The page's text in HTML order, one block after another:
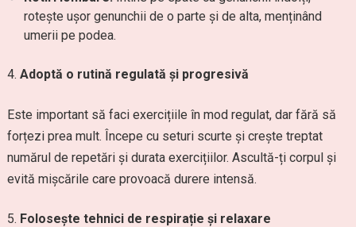
rotește ușor genunchii de o parte și de alta, menținând
umerii pe podea.
Adoptă o rutină regulată și progresivă
Este important să faci exercițiile în mod regulat, dar fără să
forțezi prea mult. Începe cu seturi scurte și crește treptat
numărul de repetări și durata exercițiilor. Ascultă-ți corpul și
evită mișcările care provoacă durere intensă.
Folosește tehnici de respirație și relaxare